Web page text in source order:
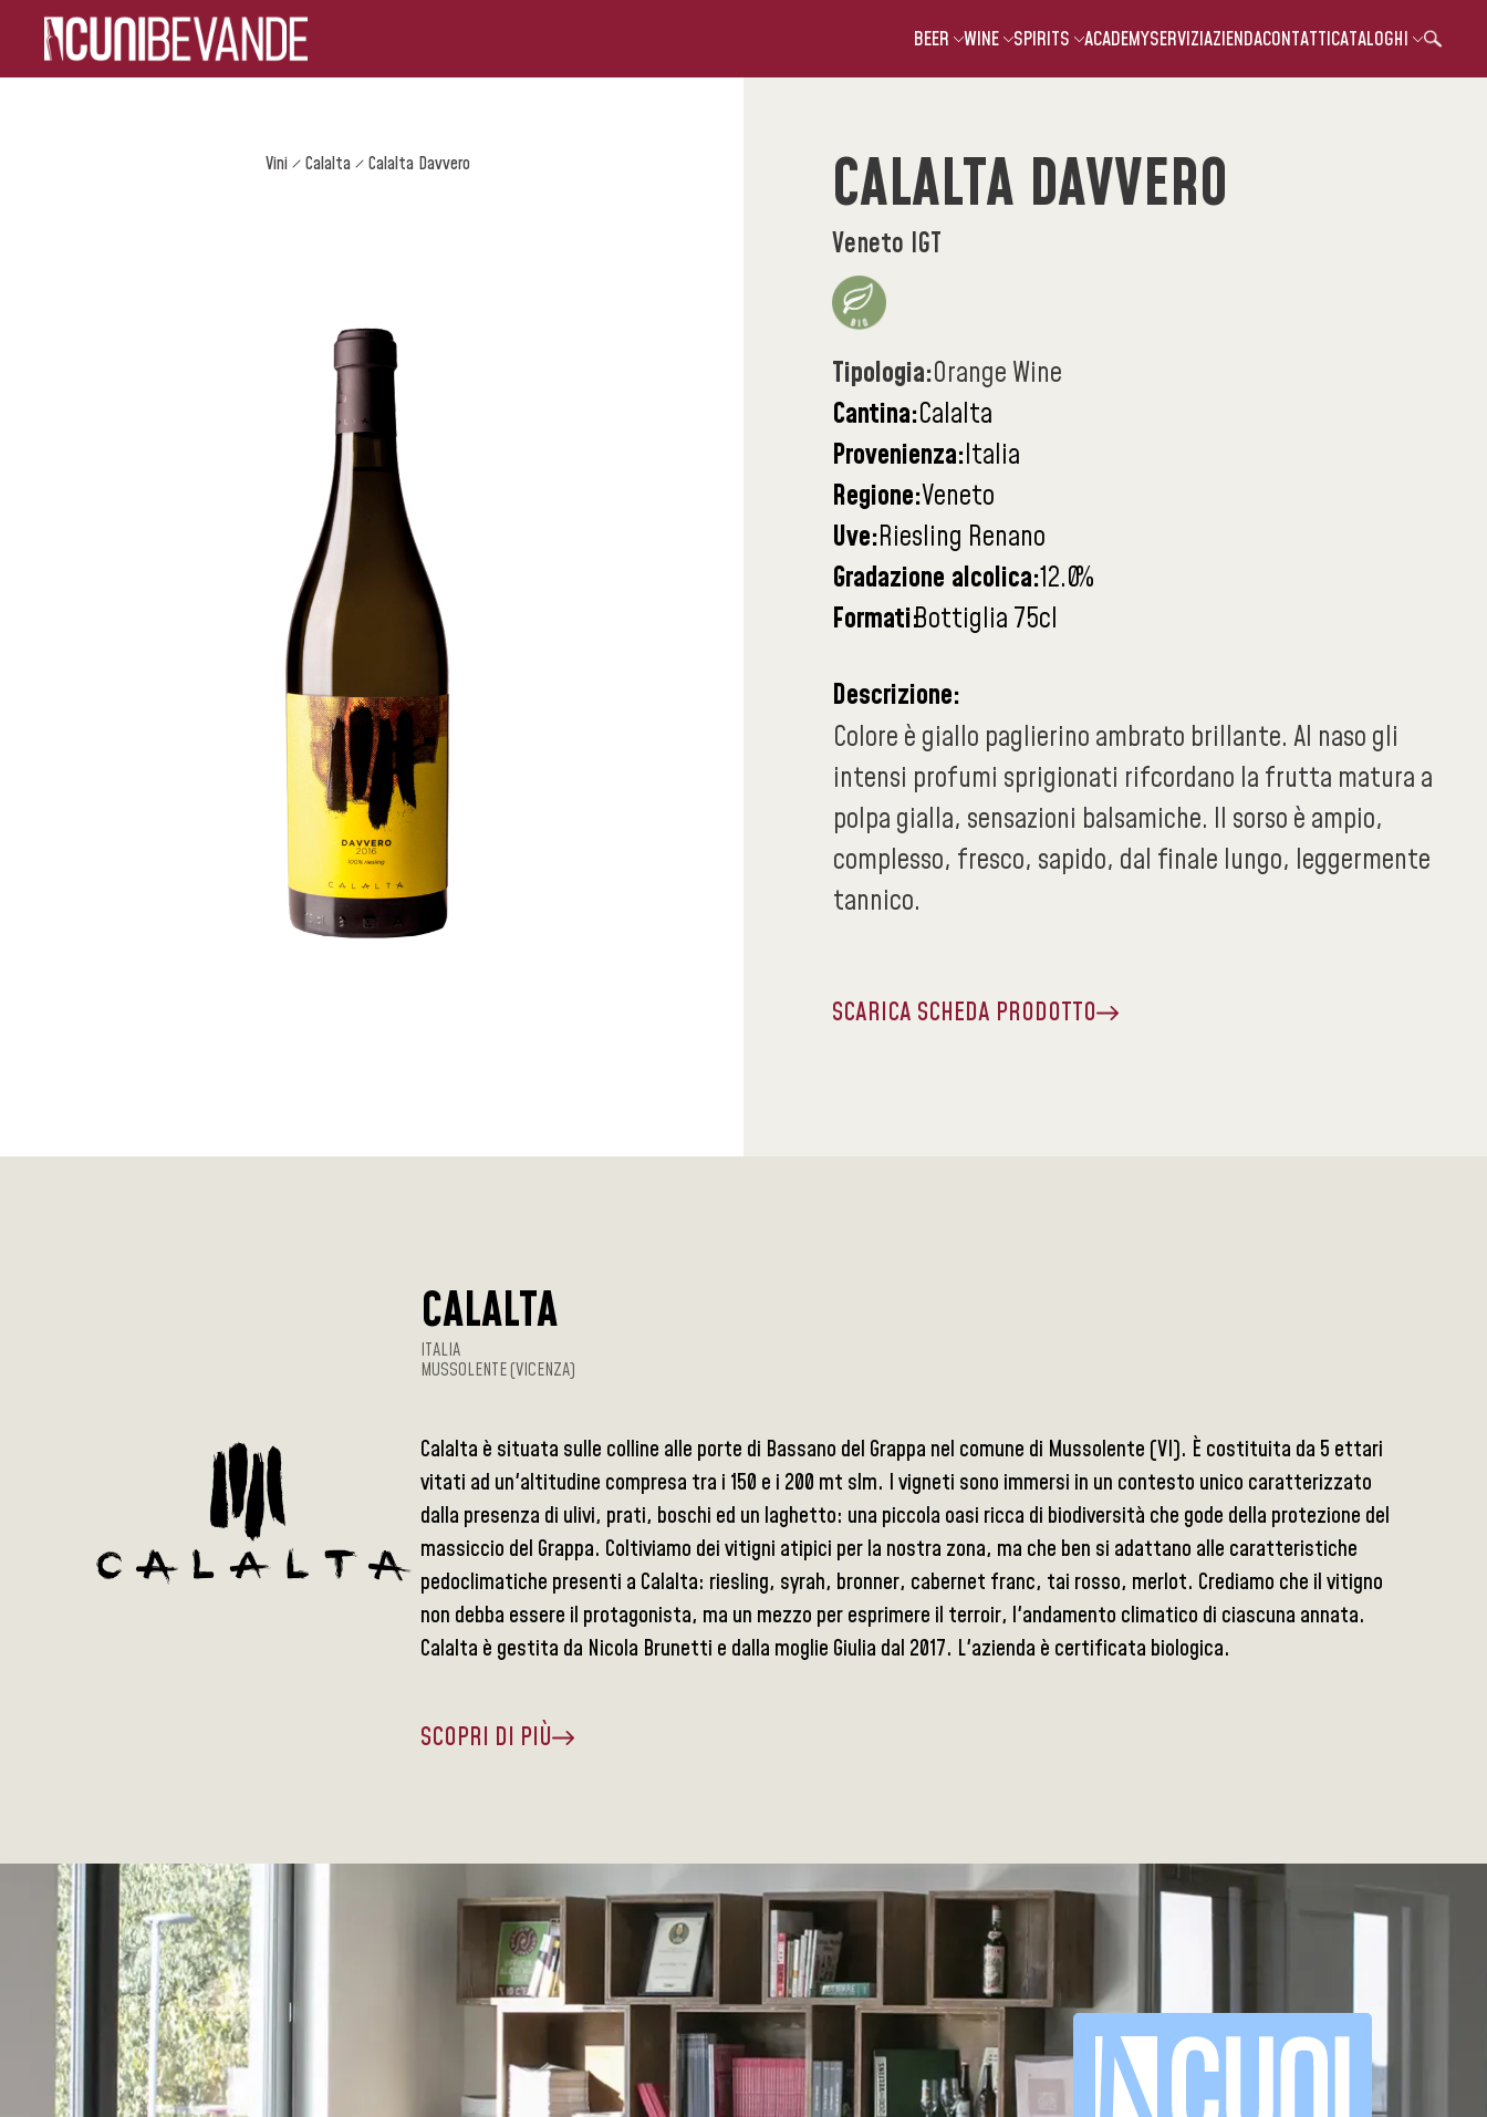
BEER WINE SPIRITS ACADEMYSERVIZIAZIENDACONTATTICATALOGHI
Vini Calalta Calalta Davvero CALALTA DAVVERO
Veneto IGT
Tipologia:Orange Wine
Cantina:Calalta
Provenienza:Italia
Regione:Veneto
Uve:Riesling Renano
Gradazione alcolica:12.0%
Formati:Bottiglia 75cl
Descrizione:
Colore è giallo paglierino ambrato brillante. Al naso gli
intensi profumi sprigionati rifcordano la frutta matura a
polpa gialla, sensazioni balsamiche. Il sorso è ampio,
complesso, fresco, sapido, dal finale lungo, leggermente
tannico.
SCARICA SCHEDA PRODOTTO
CALALTA
ITALIA
MUSSOLENTE (VICENZA)
Calalta è situata sulle colline alle porte di Bassano del Grappa nel comune di Mussolente (VI). È costituita da 5 ettari
vitati ad un'altitudine compresa tra i 150 e i 200 mt slm. I vigneti sono immersi in un contesto unico caratterizzato
dalla presenza di ulivi, prati, boschi ed un laghetto: una piccola oasi ricca di biodiversità che gode della protezione del
massiccio del Grappa. Coltiviamo dei vitigni atipici per la nostra zona, ma che ben si adattano alle caratteristiche
pedoclimatiche presenti a Calalta: riesling, syrah, bronner, cabernet franc, tai rosso, merlot. Crediamo che il vitigno
non debba essere il protagonista, ma un mezzo per esprimere il terroir, l'andamento climatico di ciascuna annata.
Calalta è gestita da Nicola Brunetti e dalla moglie Giulia dal 2017. L'azienda è certificata biologica.
SCOPRI DI PIÙ